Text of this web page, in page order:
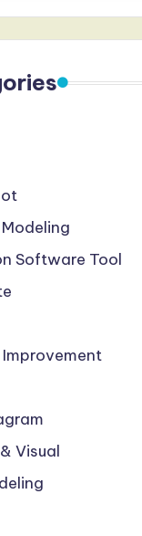
Software Tool
Improvement
Visual